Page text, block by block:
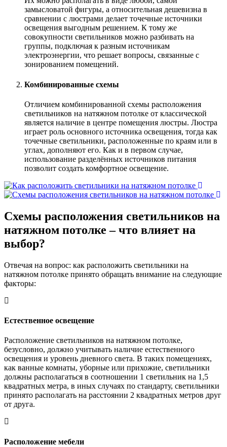
замысловатой фигуры, а относительная дешевизна в
сравнении с люстрами делает точечные источники
освещения выгодным решением. К тому же
совокупности светильников можно разбивать на
группы, подключая к разным источникам
электроэнергии, что решает вопросы, связанные с
зонированием помещений.
Комбинированные схемы
Отличием комбинированной схемы расположения
светильников на натяжном потолке от классической
является наличие в центре помещения люстры. Люстра
играет роль основного источника освещения, тогда как
точечные светильники, расположенные по краям или в
углах, дополняют его. Как и в первом случае,
использование разделённых источников питания
позволит создать комфортное освещение.
Схемы расположения светильников на
натяжном потолке –что влияет на
выбор?
Отвечая на вопрос: как расположить светильники на
натяжном потолке принято обращать внимание на следующие
факторы:
Естественное освещение
Расположение светильников на натяжном потолке,
безусловно, должно учитывать наличие естественного
освещения и уровень дневного света. В таких помещениях,
как ванные комнаты, уборные или прихожие, светильники
должны располагаться в соотношении 1 светильник на 1,5
квадратных метра, в иных случаях по стандарту, светильники
принято располагать на расстоянии 2 квадратных метров друг
от друга.
Расположение мебели